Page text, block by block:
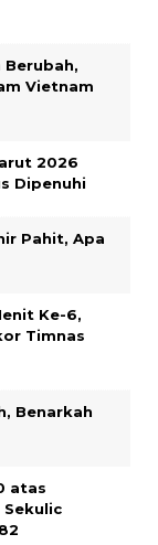
Berubah,
Vietnam
2026
Dipenuhi
Pahit, Apa
Ke-6,
Timnas
Benarkah
atas
Sekulic